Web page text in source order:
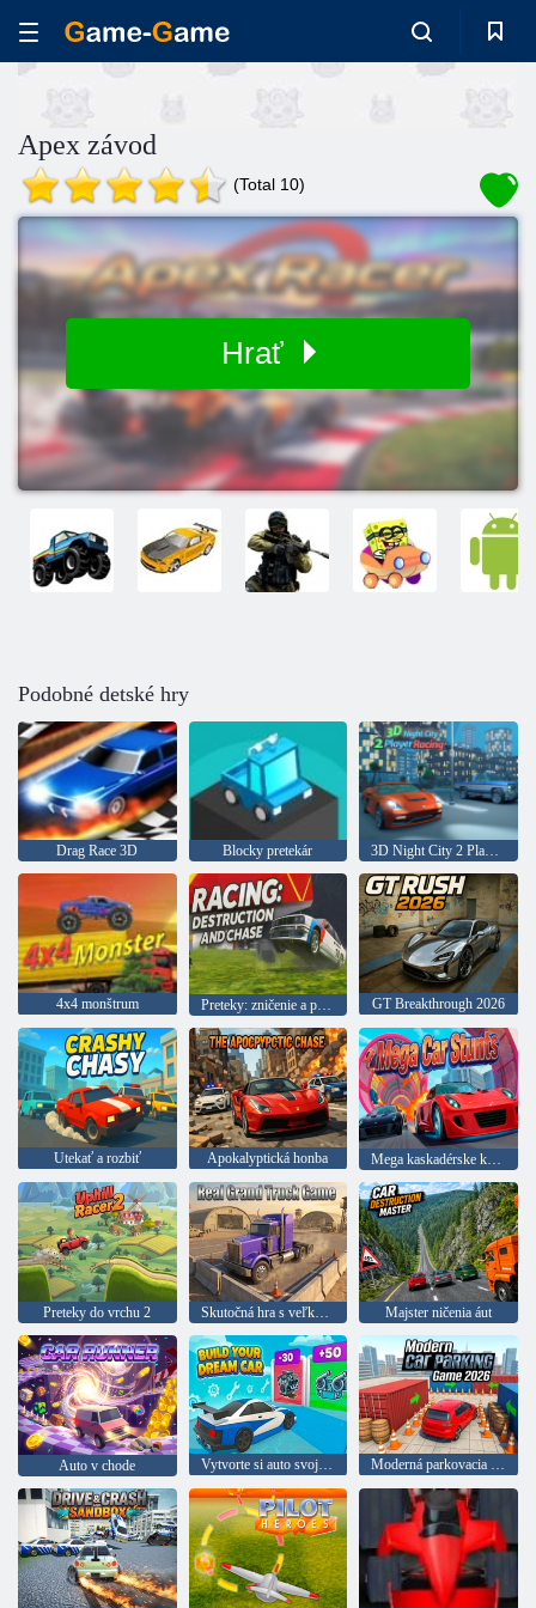
Apex závod
(Total 10)
Hrať
Podobné detské hry
Drag Race 3D Blocky pretekár 3D Night City 2 Player Racing
4x4 monštrum Preteky: zničenie a prenasledovanie GT Breakthrough 2026
Utekať a rozbiť Apokalyptická honba Mega kaskadérske kúsky na autách
Preteky do vrchu 2 Skutočná hra s veľkým nákladným autom Majster ničenia áut
Auto v chode Vytvorte si auto svojich snov Moderná parkovacia hra 2026